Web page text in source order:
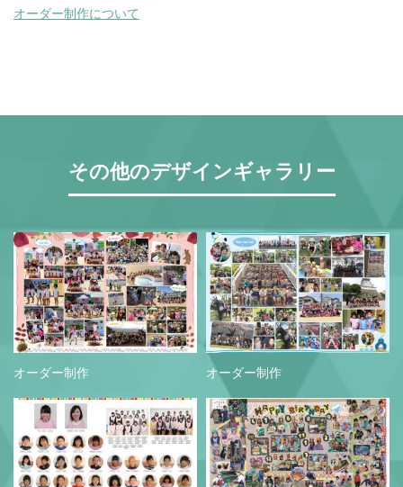
オーダー制作について
その他のデザインギャラリー
オーダー制作 オーダー制作